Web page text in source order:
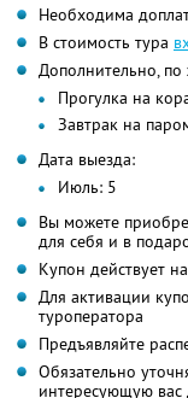
Необходима
В стоимость тура
Дополнительно,
Прогулка на
Завтрак на
Дата выезда:
Июль: 5
Вы можете
для себя и в
Купон действует
Для активации
туроператора
Предъявляйте
Обязательно
интересующую вас